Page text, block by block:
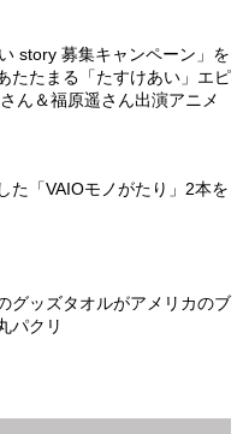
story 募集キャンペーン」を
たまる「たすけあい」エピ
ん＆福原遥さん出演アニメ
た「VAIOモノがたり」2本を
グッズタオルがアメリカのブ
パクリ